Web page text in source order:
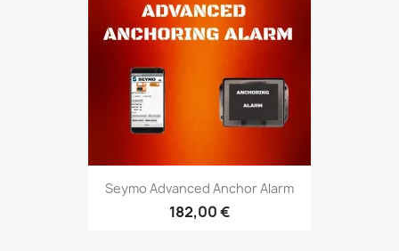
Seymo Advanced Anchor Alarm
182,00 €